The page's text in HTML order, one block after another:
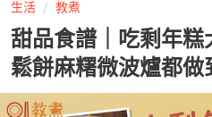
生活 教煮
甜品食譜｜吃剩年
鬆餅麻糬微波爐都做